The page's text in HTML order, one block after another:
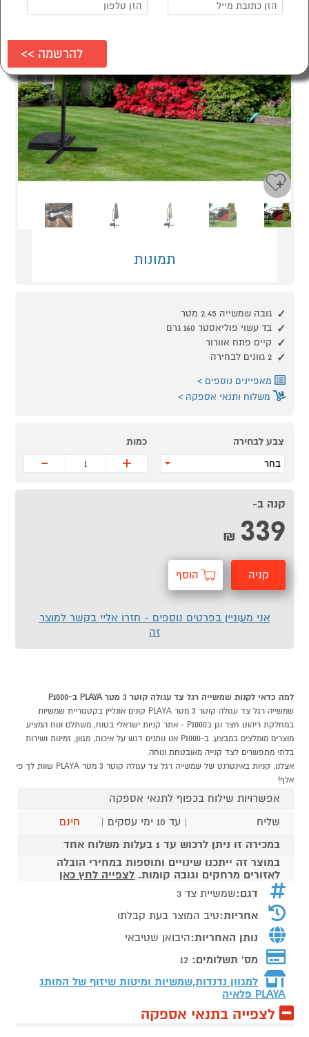
תמונות
גובה שמשייה 2.45 מטר
בד עשוי פוליאסטר 160 גרם
קיים פתח אוורור
2 גוונים לבחירה
מאפיינים נוספים
משלוח ותנאי אספקה
צבע לבחירה
בחר
כמות
+
-
קנה ב-
339
₪
קניה הוסף
אני מעוניין בפרטים נוספים - חזרו אליי בקשר למוצר
זה
למה כדאי לקנות שמשייה רגל צד עגולה קוטר 3 מטר PLAYA ב-P1000
שמשייה רגל צד עגולה קוטר 3 מטר PLAYA קונים אונליין בקטגוריית שמשיות
במחלקת ריהוט חצר וגן בP1000 - אתר קניות ישראלי בטוח, משתלם ונוח המציע
מוצרים מומלצים במבצע. ב-P1000 אנו נותנים דגש על איכות, מגוון, זמינות ושירות
בלתי מתפשרים לצד קנייה מאובטחת ונוחה.
אצלנו, קניות באינטרנט של שמשייה רגל צד עגולה קוטר 3 מטר PLAYA שוות לך פי
אלף!
אפשרויות שילוח בכפוף לתנאי אספקה
שליח
| עד 10 ימי עסקים |
חינם
במכירה זו ניתן לרכוש עד 1 בעלות משלוח אחד
במוצר זה ייתכנו שינויים ותוספות במחירי הובלה
לאזורים מרחקים וגובה קומות. לצפייה לחץ כאן
דגם:שמשיית צד 3
אחריות:טיב המוצר בעת קבלתו
נותן האחריות:היבואן שטיבאי
מס' תשלומים: 12
למגוון נדנדות,שמשיות ומיטות שיזוף של המותג
PLAYA פלאיה
לצפייה בתנאי אספקה